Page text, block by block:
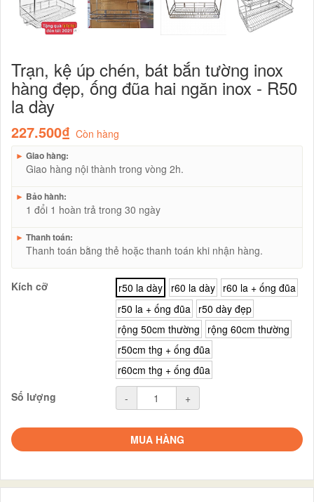
Trạn, kệ úp chén, bát bắn tường inox
hàng đẹp, ống đũa hai ngăn inox - R50
la dày
227.500₫ Còn hàng
► Giao hàng:
Giao hàng nội thành trong vòng 2h.
► Bảo hành:
1 đổi 1 hoàn trả trong 30 ngày
► Thanh toán:
Thanh toán bằng thẻ hoặc thanh toán khi nhận hàng.
Kích cỡ r50 la dày r60 la dày
r60 la + ống đũa
r50 la + ống đũa
r50 dày đẹp
rộng 50cm thường
rộng 60cm thường
r50cm thg + ống đũa
r60cm thg + ống đũa
Số lượng
- +
MUA HÀNG